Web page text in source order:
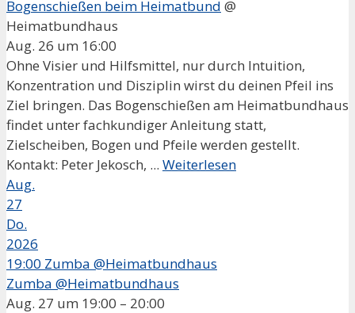
Bogenschießen beim Heimatbund @
Heimatbundhaus
Aug. 26 um 16:00
Ohne Visier und Hilfsmittel, nur durch Intuition,
Konzentration und Disziplin wirst du deinen Pfeil ins
Ziel bringen. Das Bogenschießen am Heimatbundhaus
findet unter fachkundiger Anleitung statt,
Zielscheiben, Bogen und Pfeile werden gestellt.
Kontakt: Peter Jekosch, ... Weiterlesen
Aug.
27
Do.
2026
19:00 Zumba @Heimatbundhaus
Zumba @Heimatbundhaus
Aug. 27 um 19:00 – 20:00